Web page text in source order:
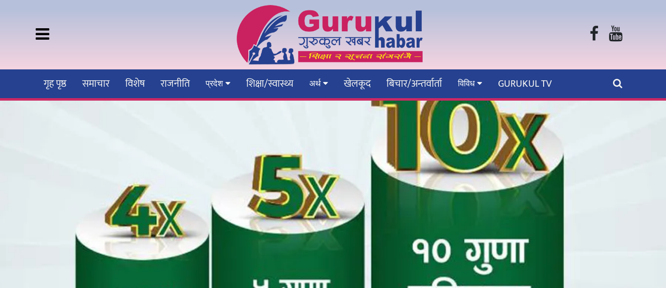
गृह पृष्ठ समाचार विशेष राजनीति प्रदेश शिक्षा/स्वास्थ्य अर्थ खेलकूद बिचार/अन्तर्वार्ता विविध GURUKUL TV